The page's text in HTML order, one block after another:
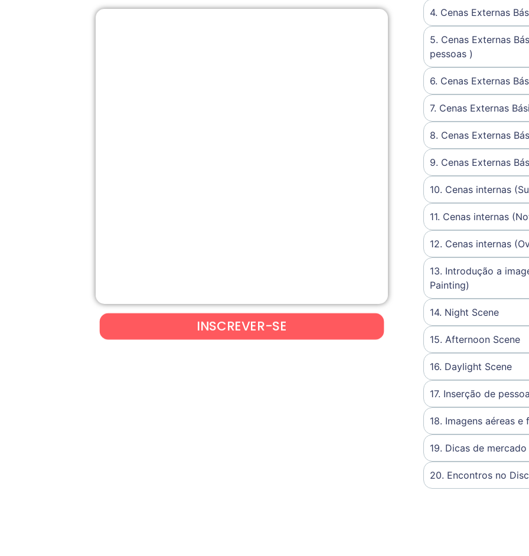
INSCREVER-SE
4. Cenas Externas
5. Cenas Externas
pessoas )
6. Cenas Externas
7. Cenas Externas
8. Cenas Externas
9. Cenas Externas
10. Cenas internas
11. Cenas internas
12. Cenas internas
13. Introdução a
Painting)
14. Night Scene
15. Afternoon Scene
16. Daylight Scene
17. Inserção de
18. Imagens aéreas
19. Dicas de mercado
20. Encontros no